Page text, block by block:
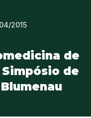
2015
de
de